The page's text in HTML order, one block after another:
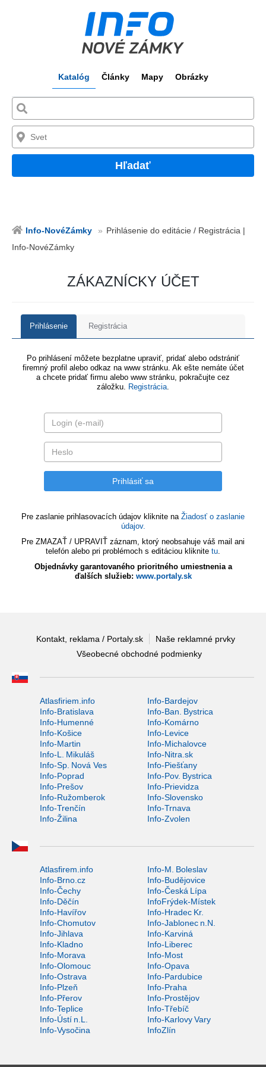
Katalóg Články Mapy Obrázky
Hľadať
Info-NovéZámky
Prihlásenie do editácie / Registrácia |
Info-NovéZámky
ZÁKAZNÍCKY ÚČET
Prihlásenie Registrácia
Po prihlásení môžete bezplatne upraviť, pridať alebo odstrániť
firemný profil alebo odkaz na www stránku. Ak ešte nemáte účet
a chcete pridať firmu alebo www stránku, pokračujte cez
záložku. Registrácia.
Pre zaslanie prihlasovacích údajov kliknite na Žiadosť o zaslanie
údajov.
Pre ZMAZAŤ / UPRAVIŤ záznam, ktorý neobsahuje váš mail ani
telefón alebo pri problémoch s editáciou kliknite tu.
Objednávky garantovaného prioritného umiestnenia a
ďalších služieb: www.portaly.sk
Kontakt, reklama / Portaly.sk
Naše reklamné prvky
Všeobecné obchodné podmienky
Atlasfiriem.info
Info-Bardejov
Info-Bratislava
Info-Ban. Bystrica
Info-Humenné
Info-Komárno
Info-Košice
Info-Levice
Info-Martin
Info-Michalovce
Info-L. Mikuláš
Info-Nitra.sk
Info-Sp. Nová Ves
Info-Piešťany
Info-Poprad
Info-Pov. Bystrica
Info-Prešov
Info-Prievidza
Info-Ružomberok
Info-Slovensko
Info-Trenčín
Info-Trnava
Info-Žilina
Info-Zvolen
Atlasfirem.info
Info-M. Boleslav
Info-Brno.cz
Info-Budějovice
Info-Čechy
Info-Česká Lípa
Info-Děčín
InfoFrýdek-Místek
Info-Havířov
Info-Hradec Kr.
Info-Chomutov
Info-Jablonec n.N.
Info-Jihlava
Info-Karviná
Info-Kladno
Info-Liberec
Info-Morava
Info-Most
Info-Olomouc
Info-Opava
Info-Ostrava
Info-Pardubice
Info-Plzeň
Info-Praha
Info-Přerov
Info-Prostějov
Info-Teplice
Info-Třebíč
Info-Ústí n.L.
Info-Karlovy Vary
Info-Vysočina
InfoZlín